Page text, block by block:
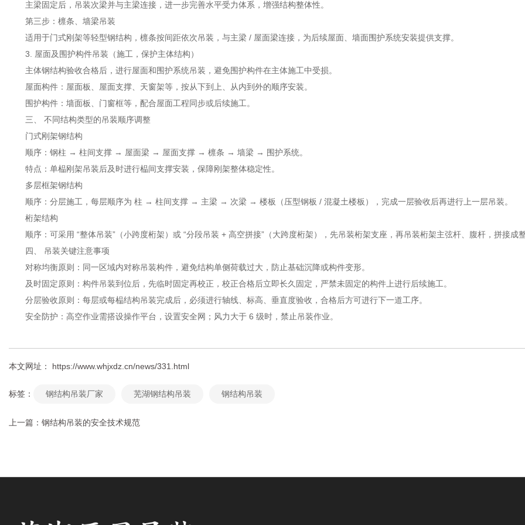
主梁固定后，吊装次梁并与主梁连接，进一步完善水平受力体系，增强结构整体性。
第三步：檩条、墙梁吊装
适用于门式刚架等轻型钢结构，檩条按间距依次吊装，与主梁 / 屋面梁连接，为后续屋面、墙面围护系统安装提供支撑。
3. 屋面及围护构件吊装（施工，保护主体结构）
主体钢结构验收合格后，进行屋面和围护系统吊装，避免围护构件在主体施工中受损。
屋面构件：屋面板、屋面支撑、天窗架等，按从下到上、从内到外的顺序安装。
围护构件：墙面板、门窗框等，配合屋面工程同步或后续施工。
三、 不同结构类型的吊装顺序调整
门式刚架钢结构
顺序：钢柱 → 柱间支撑 → 屋面梁 → 屋面支撑 → 檩条 → 墙梁 → 围护系统。
特点：单榀刚架吊装后及时进行榀间支撑安装，保障刚架整体稳定性。
多层框架钢结构
顺序：分层施工，每层顺序为 柱 → 柱间支撑 → 主梁 → 次梁 → 楼板（压型钢板 / 混凝土楼板），完成一层验收后再进行上一层吊装。
桁架结构
顺序：可采用 “整体吊装”（小跨度桁架）或 “分段吊装 + 高空拼接”（大跨度桁架），先吊装桁架支座，再吊装桁架主弦杆、腹杆，拼接成
四、 吊装关键注意事项
对称均衡原则：同一区域内对称吊装构件，避免结构单侧荷载过大，防止基础沉降或构件变形。
及时固定原则：构件吊装到位后，先临时固定再校正，校正合格后立即长久固定，严禁未固定的构件上进行后续施工。
分层验收原则：每层或每榀结构吊装完成后，必须进行轴线、标高、垂直度验收，合格后方可进行下一道工序。
安全防护：高空作业需搭设操作平台，设置安全网；风力大于 6 级时，禁止吊装作业。
本文网址： https://www.whjxdz.cn/news/331.html
标签： 钢结构吊装厂家 芜湖钢结构吊装 钢结构吊装
上一篇： 钢结构吊装的安全技术规范